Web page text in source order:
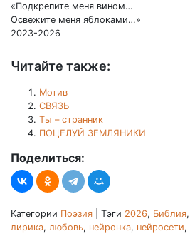
«Подкрепите меня вином…
Освежите меня яблоками…»
2023-2026
Читайте также:
Мотив
СВЯЗЬ
Ты – странник
ПОЦЕЛУЙ ЗЕМЛЯНИКИ
Поделиться:
Категории Поэзия Тэги 2026, Библия,
лирика, любовь, нейронка, нейросети,